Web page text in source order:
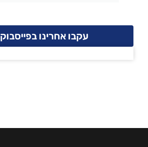
עקבו אחרינו בפייסבוק